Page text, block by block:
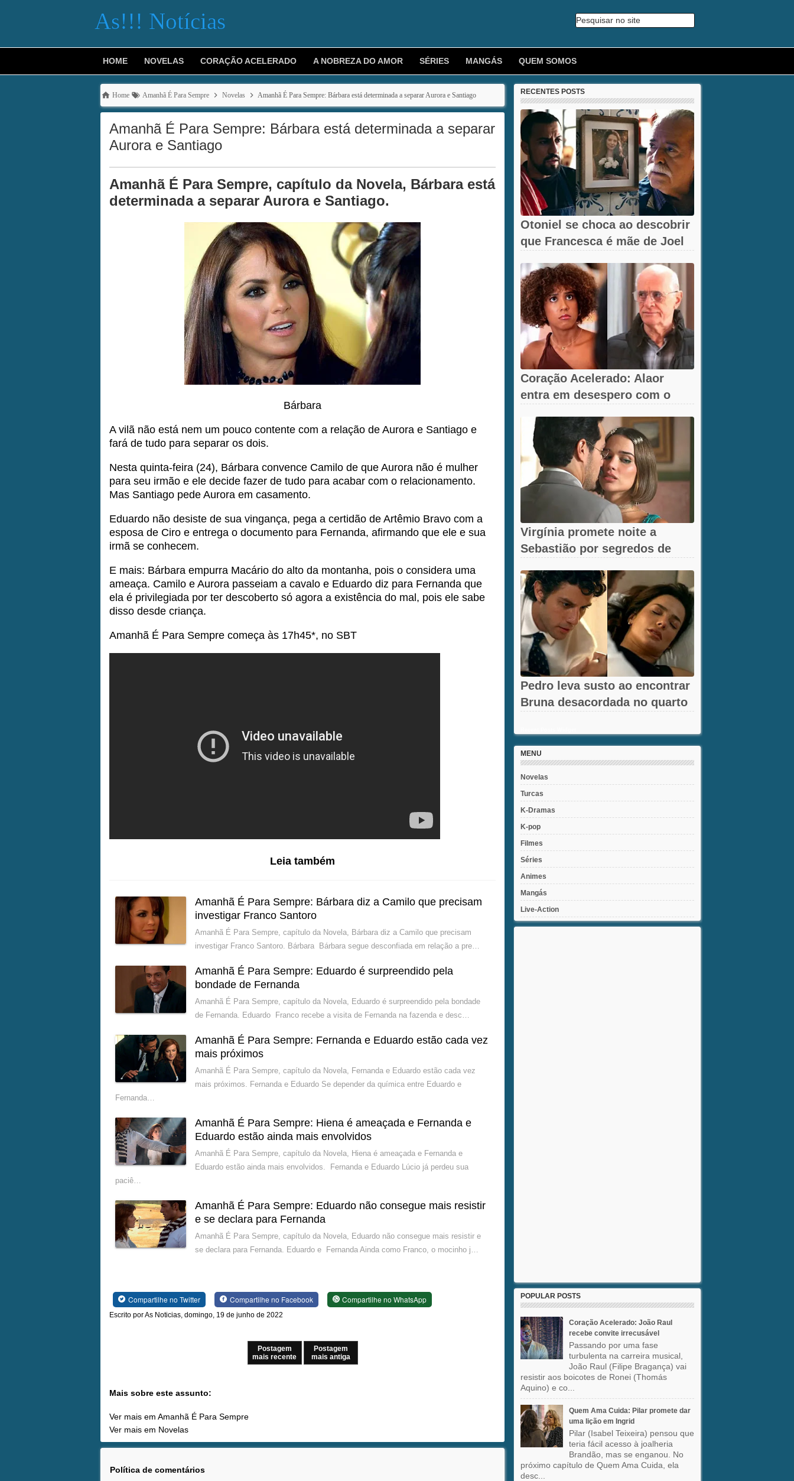
As!!! Notícias Pesquisar no site
HOME NOVELAS CORAÇÃO ACELERADO A NOBREZA DO AMOR SÉRIES MANGÁS QUEM SOMOS
Home Amanhã É Para Sempre Novelas Amanhã É Para Sempre: Bárbara está determinada a separar Aurora e Santiago
Amanhã É Para Sempre: Bárbara está determinada a separar
Aurora e Santiago
Amanhã É Para Sempre, capítulo da Novela, Bárbara está
determinada a separar Aurora e Santiago.
Bárbara
A vilã não está nem um pouco contente com a relação de Aurora e Santiago e
fará de tudo para separar os dois.
Nesta quinta-feira (24), Bárbara convence Camilo de que Aurora não é mulher
para seu irmão e ele decide fazer de tudo para acabar com o relacionamento.
Mas Santiago pede Aurora em casamento.
Eduardo não desiste de sua vingança, pega a certidão de Artêmio Bravo com a
esposa de Ciro e entrega o documento para Fernanda, afirmando que ele e sua
irmã se conhecem.
E mais: Bárbara empurra Macário do alto da montanha, pois o considera uma
ameaça. Camilo e Aurora passeiam a cavalo e Eduardo diz para Fernanda que
ela é privilegiada por ter descoberto só agora a existência do mal, pois ele sabe
disso desde criança.
Amanhã É Para Sempre começa às 17h45*, no SBT
Leia também
Amanhã É Para Sempre: Bárbara diz a Camilo que precisam
investigar Franco Santoro
Amanhã É Para Sempre, capítulo da Novela, Bárbara diz a Camilo que precisam
investigar Franco Santoro. Bárbara Bárbara segue desconfiada em relação a pre…
Amanhã É Para Sempre: Eduardo é surpreendido pela
bondade de Fernanda
Amanhã É Para Sempre, capítulo da Novela, Eduardo é surpreendido pela bondade
de Fernanda. Eduardo Franco recebe a visita de Fernanda na fazenda e desc…
Amanhã É Para Sempre: Fernanda e Eduardo estão cada vez
mais próximos
Amanhã É Para Sempre, capítulo da Novela, Fernanda e Eduardo estão cada vez
mais próximos. Fernanda e Eduardo Se depender da química entre Eduardo e
Fernanda…
Amanhã É Para Sempre: Hiena é ameaçada e Fernanda e
Eduardo estão ainda mais envolvidos
Amanhã É Para Sempre, capítulo da Novela, Hiena é ameaçada e Fernanda e
Eduardo estão ainda mais envolvidos. Fernanda e Eduardo Lúcio já perdeu sua
paciê…
Amanhã É Para Sempre: Eduardo não consegue mais resistir
e se declara para Fernanda
Amanhã É Para Sempre, capítulo da Novela, Eduardo não consegue mais resistir e
se declara para Fernanda. Eduardo e Fernanda Ainda como Franco, o mocinho j…
Compartilhe no Twitter Compartilhe no Facebook Compartilhe no WhatsApp
Escrito por As Noticias, domingo, 19 de junho de 2022
Postagem
mais recente
Postagem
mais antiga
Mais sobre este assunto:
Ver mais em Amanhã É Para Sempre
Ver mais em Novelas
Política de comentários
RECENTES POSTS
Otoniel se choca ao descobrir
que Francesca é mãe de Joel
Coração Acelerado: Alaor
entra em desespero com o
Virgínia promete noite a
Sebastião por segredos de
Pedro leva susto ao encontrar
Bruna desacordada no quarto
MENU
Novelas
Turcas
K-Dramas
K-pop
Filmes
Séries
Animes
Mangás
Live-Action
POPULAR POSTS
Coração Acelerado: João Raul
recebe convite irrecusável
Passando por uma fase
turbulenta na carreira musical,
João Raul (Filipe Bragança) vai
resistir aos boicotes de Ronei (Thomás
Aquino) e co...
Quem Ama Cuida: Pilar promete dar
uma lição em Ingrid
Pilar (Isabel Teixeira) pensou que
teria fácil acesso à joalheria
Brandão, mas se enganou. No
próximo capítulo de Quem Ama Cuida, ela
desc...